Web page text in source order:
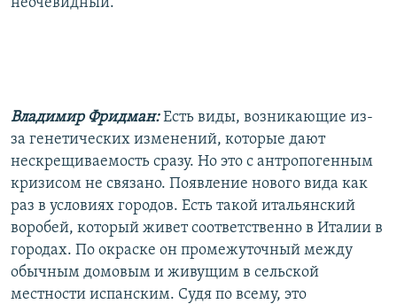
Владимир Фридман:Есть виды, возникающие из-
за генетических изменений, которые дают
нескрещиваемость сразу. Но это с антропогенным
кризисом не связано. Появление нового вида как
раз в условиях городов. Есть такой итальянский
воробей, который живет соответственно в Италии в
городах. По окраске он промежуточный между
обычным домовым и живущим в сельской
местности испанским. Судя по всему, это